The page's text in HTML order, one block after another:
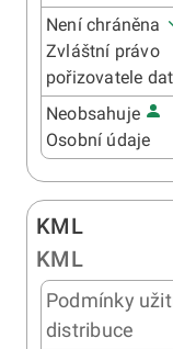
Není chráněna
Zvláštní právo
pořizovatele
Neobsahuje
Osobní údaje
KML
KML
Podmínky
distribuce